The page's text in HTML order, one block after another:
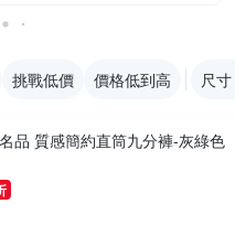
挑戰低價 價格低到高 尺寸
品 質感簡約直筒九分褲-灰綠色